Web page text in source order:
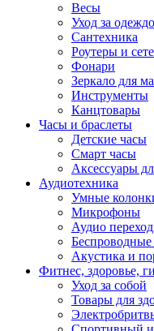
Весы
Уход за
Сантехника
Роутеры и
Фонари
Зеркало для
Инструменты
Канцтовары
Часы и браслеты
Детские часы
Смарт часы
Аксессуары
Аудиотехника
Умные
Микрофоны
Аудио
Акустика и
Фитнес, здоровье,
Уход за собой
Товары для